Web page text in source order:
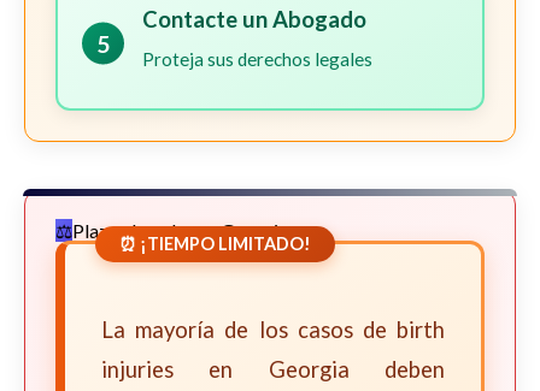
5
Contacte un Abogado
Proteja sus derechos legales
Plazos Legales en Georgia
⏰ ¡TIEMPO LIMITADO!
La mayoría de los casos de birth
injuries en Georgia deben